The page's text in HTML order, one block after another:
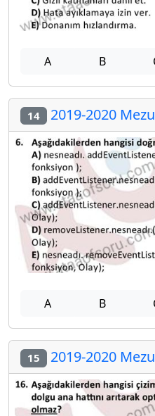
A B
14 2019-2020
A B
15 2019-2020